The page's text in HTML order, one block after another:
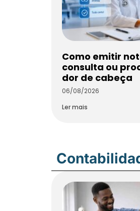
Como emitir
consulta ou
dor de cabeça
06/08/2026
Ler mais